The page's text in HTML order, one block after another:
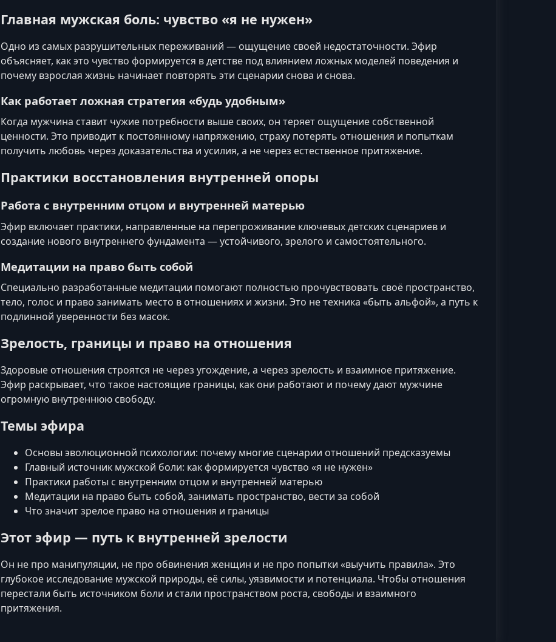
Главная мужская боль: чувство «я не нужен»
Одно из самых разрушительных переживаний — ощущение своей недостаточности. Эфир
объясняет, как это чувство формируется в детстве под влиянием ложных моделей поведения и
почему взрослая жизнь начинает повторять эти сценарии снова и снова.
Как работает ложная стратегия «будь удобным»
Когда мужчина ставит чужие потребности выше своих, он теряет ощущение собственной
ценности. Это приводит к постоянному напряжению, страху потерять отношения и попыткам
получить любовь через доказательства и усилия, а не через естественное притяжение.
Практики восстановления внутренней опоры
Работа с внутренним отцом и внутренней матерью
Эфир включает практики, направленные на перепроживание ключевых детских сценариев и
создание нового внутреннего фундамента — устойчивого, зрелого и самостоятельного.
Медитации на право быть собой
Специально разработанные медитации помогают полностью прочувствовать своё пространство,
тело, голос и право занимать место в отношениях и жизни. Это не техника «быть альфой», а путь к
подлинной уверенности без масок.
Зрелость, границы и право на отношения
Здоровые отношения строятся не через угождение, а через зрелость и взаимное притяжение.
Эфир раскрывает, что такое настоящие границы, как они работают и почему дают мужчине
огромную внутреннюю свободу.
Темы эфира
Основы эволюционной психологии: почему многие сценарии отношений предсказуемы
Главный источник мужской боли: как формируется чувство «я не нужен»
Практики работы с внутренним отцом и внутренней матерью
Медитации на право быть собой, занимать пространство, вести за собой
Что значит зрелое право на отношения и границы
Этот эфир — путь к внутренней зрелости
Он не про манипуляции, не про обвинения женщин и не про попытки «выучить правила». Это
глубокое исследование мужской природы, её силы, уязвимости и потенциала. Чтобы отношения
перестали быть источником боли и стали пространством роста, свободы и взаимного
притяжения.